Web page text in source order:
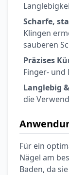
Scharfe,
Klingen
sauberen
Präzises
Finger- und
Langlebig
die
Für ein
Nägel am
Baden, da